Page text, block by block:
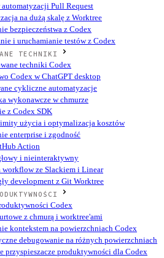
Pull Request
na dużą skalę z Worktree
bezpieczeństwa z Codex
i uruchamianie testów z Codex
TECHNIKI
techniki Codex
Codex w ChatGPT desktop
cykliczne automatyzacje
wykonawcze w chmurze
z Codex SDK
użycia i optymalizacja kosztów
enterprise i zgodność
Action
i nieinteraktywny
workflow ze Slackiem i Linear
development z Git Worktree
Codex
z chmurą i worktree'ami
kontekstem na powierzchniach Codex
debugowanie na różnych powierzchniach
przyspieszacze produktywności dla Codex